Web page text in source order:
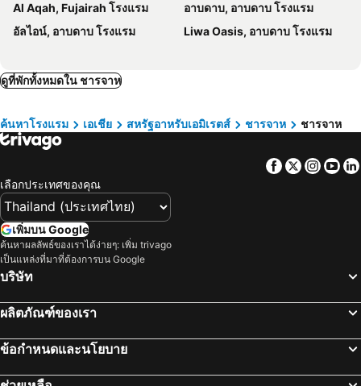
Hotel LLC
Garden City Hotel
Le Paradise Palace Hotel
โรงแรมเมย์แฟร์
ibis Styles Sharjah
Fairmont Ajman
Occidental Sharjah Grand
Ajman Saray, a Luxury Collection Resort, Ajman
โรงแรมแกรนด์ เอกเซลซิเออร์ ไดร่า
Novotel Deira Creekside Dubai
Knight Castle Hotel
Le Wana Hotel
Royal Continental Hotel
E-CRIME DUBAI
Burj Khalifa/Dubai Mall Metro Station
ดูไบเฟสติวัลซิตี้
ดรีมแลนด์อควาปาร์ค
Souk Al Arsah
Al Aqah, Fujairah โรงแรม
อาบดาบ, อาบดาบ โรงแรม
อัลไอน์, อาบดาบ โรงแรม
Liwa Oasis, อาบดาบ โรงแรม
ดูที่พักทั้งหมดใน ชารจาห
ค้นหาโรงแรม เอเชีย สหรัฐอาหรับเอมิเรตส์ ชารจาห ชารจาห
Facebook
Twitter
เลือกประเทศของคุณ
เพิ่มบน Google
ค้นหาผลลัพธ์ของเราได้ง่ายๆ: เพิ่ม trivago
เป็นแหล่งที่มาที่ต้องการบน Google
บริษัท
ผลิตภัณฑ์ของเรา
ข้อกำหนดและนโยบาย